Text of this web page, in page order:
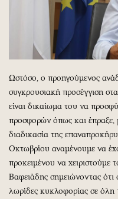
Ωστόσο, ο προηγούμενος
συγκρουσιακή προσέγγιση
είναι δικαίωμα του να
προσφορών όπως και έπραξε,
διαδικασία της
Οκτωβρίου αναμένουμε να
προκειμένου να
Βαφειάδης σημειώνοντας
λωρίδες κυκλοφορίας σε όλη